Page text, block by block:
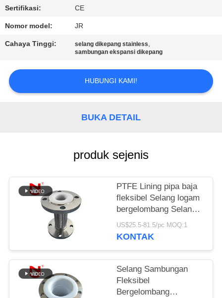
HUBUNGI
KAMI
BERITA
PENAWARAN
KEBIJAKAN
PRIVASI
Sertifikasi: CE
Nomor model: JR
Cahaya Tinggi: selang dikepang stainless,
sambungan ekspansi dikepang
HUBUNGI KAMI!
BUKA DETAIL
produk sejenis
PTFE Lining pipa baja
fleksibel Selang logam
bergelombang Selang
gas fleksibel
US$25.5-81.5/pc MOQ:1
KONTAK
Selang Sambungan
Fleksibel
Bergelombang